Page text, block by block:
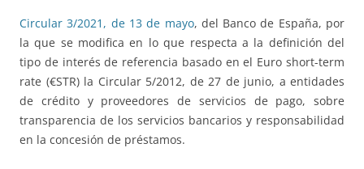
Circular 3/2021, de 13 de mayo, del Banco de España, por
la que se modifica en lo que respecta a la definición del
tipo de interés de referencia basado en el Euro short-term
rate (€STR) la Circular 5/2012, de 27 de junio, a entidades
de crédito y proveedores de servicios de pago, sobre
transparencia de los servicios bancarios y responsabilidad
en la concesión de préstamos.